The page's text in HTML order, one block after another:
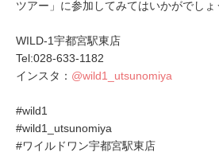
ツアー」に参加してみてはいかがでしょ
WILD-1宇都宮駅東店
Tel:028-633-1182
インスタ： @wild1_utsunomiya
#wild1
#wild1_utsunomiya
#ワイルドワン宇都宮駅東店